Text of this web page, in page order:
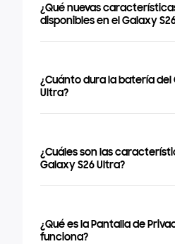
¿Qué nuevas
disponibles en el Galaxy
¿Cuánto dura la batería del
Ultra?
¿Cuáles son las
Galaxy S26 Ultra?
¿Qué es la Pantalla de
funciona?